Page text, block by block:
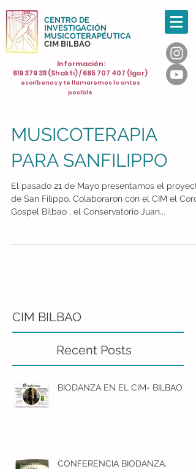
CENTRO DE
INVESTIGACIÓN
MUSICOTERAPÉUTICA
CIM BILBAO
Información:
619 379 311(Shakti) /685 707 407 (Igor)
escríbenos y te llamaremos lo antes
posible
MUSICOTERAPIA
PARA SANFILIPPO
El pasado 21 de Mayo presentamos el
de San Filippo. Colaboraron con el CIM el Coro
Gospel Bilbao , el Conservatorio Juan...
CIM BILBAO
Recent Posts
BIODANZA EN EL CIM- BILBAO
CONFERENCIA BIODANZA.